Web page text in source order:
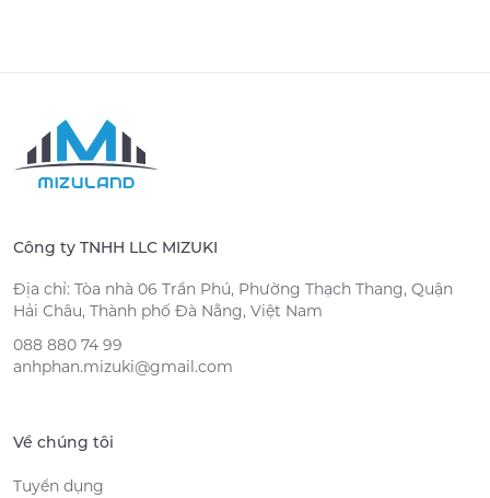
Công ty TNHH LLC MIZUKI
Địa chỉ: Tòa nhà 06 Trần Phú, Phường Thạch Thang, Quận
Hải Châu, Thành phố Đà Nẵng, Việt Nam
088 880 74 99
anhphan.mizuki@gmail.com
Về chúng tôi
Tuyển dụng